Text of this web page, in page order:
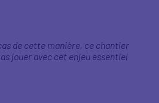
de cette manière, ce chantier
jouer avec cet enjeu essentiel